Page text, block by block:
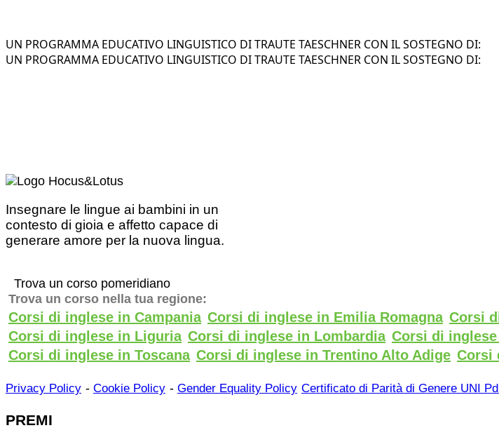
UN PROGRAMMA EDUCATIVO LINGUISTICO DI TRAUTE TAESCHNER CON IL SOSTEGNO DI:
UN PROGRAMMA EDUCATIVO LINGUISTICO DI TRAUTE TAESCHNER CON IL SOSTEGNO DI:
Insegnare le lingue ai bambini in un
contesto di gioia e affetto capace di
generare amore per la nuova lingua.
Trova un corso pomeridiano
Trova un corso nella tua regione:
Corsi di inglese in Campania Corsi di inglese in Emilia Romagna Corsi
Corsi di inglese in Liguria Corsi di inglese in Lombardia Corsi di
Corsi di inglese in Toscana Corsi di inglese in Trentino Alto Adige Corsi
Privacy Policy - Cookie Policy - Gender Equality Policy Certificato di Parità di Genere UNI
PREMI